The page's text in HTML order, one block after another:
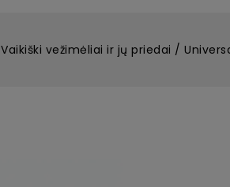
Vaikiški vežimėliai ir jų priedai